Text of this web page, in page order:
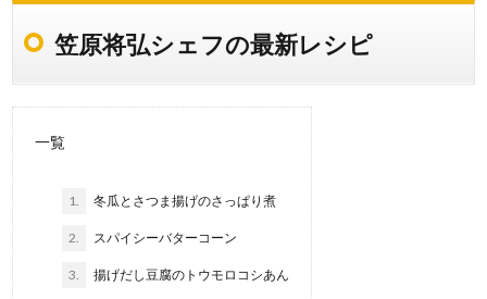
笠原将弘シェフの最新レシピ
一覧
1. 冬瓜とさつま揚げのさっぱり煮
2. スパイシーバターコーン
3. 揚げだし豆腐のトウモロコシあん